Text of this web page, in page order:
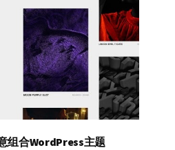
组合WordPress主题